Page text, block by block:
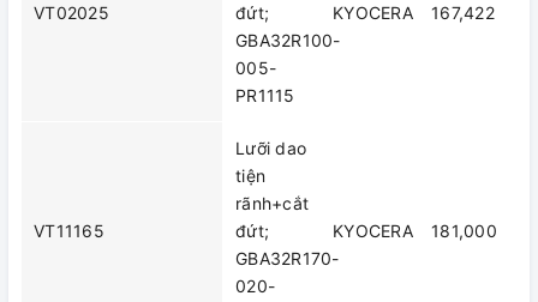
VT02025
đứt;
GBA32R100-
005-
PR1115
KYOCERA 167,422
VT11165
Lưỡi dao
tiện
rãnh+cắt
đứt;
GBA32R170-
020-
KYOCERA 181,000